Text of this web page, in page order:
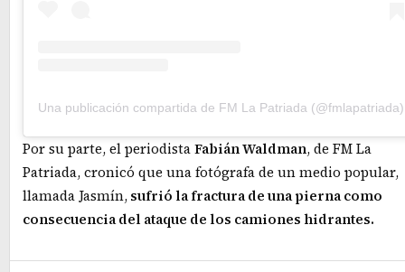
Una publicación compartida de FM La Patriada (@fmlapatriada)
Por su parte, el periodistaFabián Waldman, de FM La
Patriada, cronicó que una fotógrafa de un medio popular,
llamada Jasmín,sufrió la fractura de una pierna como
consecuencia del ataque de los camiones hidrantes.